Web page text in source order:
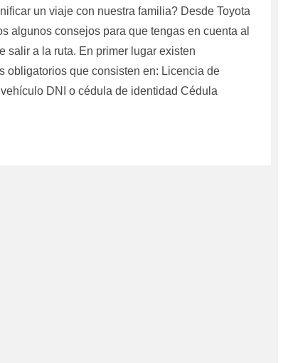
un viaje con nuestra familia? Desde Toyota
algunos consejos para que tengas en cuenta al
salir a la ruta. En primer lugar existen
obligatorios que consisten en: Licencia de
DNI o cédula de identidad Cédula